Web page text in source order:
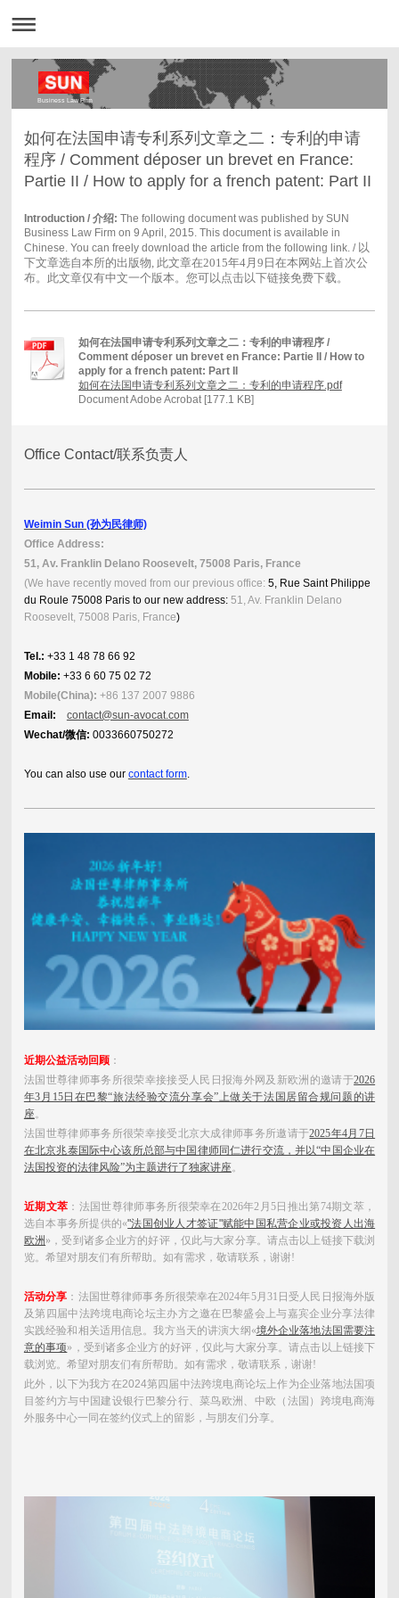
Business Law Firm
如何在法国申请专利系列文章之二：专利的申请
程序 / Comment déposer un brevet en France:
Partie II / How to apply for a french patent: Part II
Introduction / 介绍: The following document was published by SUN
Business Law Firm on 9 April, 2015. This document is available in
Chinese. You can freely download the article from the following link. / 以
下文章选自本所的出版物, 此文章在2015年4月9日在本网站上首次公
布。此文章仅有中文一个版本。您可以点击以下链接免费下载。
如何在法国申请专利系列文章之二：专利的申请程序 /
Comment déposer un brevet en France: Partie II / How to
apply for a french patent: Part II
如何在法国申请专利系列文章之二：专利的申请程序.pdf
Document Adobe Acrobat [177.1 KB]
Office Contact/联系负责人
Weimin Sun (孙为民律师)
Office Address:
51, Av. Franklin Delano Roosevelt, 75008 Paris, France
(We have recently moved from our previous office: 5, Rue Saint Philippe
du Roule 75008 Paris to our new address:51, Av. Franklin Delano
Roosevelt, 75008 Paris, France)
Tel.: +33 1 48 78 66 92
Mobile: +33 6 60 75 02 72
Mobile(China): +86 137 2007 9886
Email: contact@sun-avocat.com
Wechat/微信: 0033660750272
You can also use our contact form.
近期公益活动回顾：
法国世尊律师事务所很荣幸接接受人民日报海外网及新欧洲的邀请于2026
年3月15日在巴黎“旅法经验交流分享会”上做关于法国居留合规问题的讲
座。
法国世尊律师事务所很荣幸接受北京大成律师事务所邀请于2025年4月7日
在北京兆泰国际中心该所总部与中国律师同仁进行交流，并以“中国企业在
法国投资的法律风险”为主题进行了独家讲座。
近期文萃 ：法国世尊律师事务所很荣幸在2026年2月5日推出第74期文萃，
选自本事务所提供的«"法国创业人才签证"赋能中国私营企业或投资人出海
欧洲»，受到诸多企业方的好评，仅此与大家分享。 请点击以上链接下载浏
览。希望对朋友们有所帮助。如有需求，敬请联系，谢谢!
活动分享 ：法国世尊律师事务所很荣幸在2024年5月31日受人民日报海外版
及第四届中法跨境电商论坛主办方之邀在巴黎盛会上与嘉宾企业分享法律
实践经验和相关适用信息。我方当天的讲演大纲«境外企业落地法国需要注
意的事项»，受到诸多企业方的好评，仅此与大家分享。请点击以上链接下
载浏览。希望对朋友们有所帮助。如有需求，敬请联系，谢谢!
此外，以下为我方在2024第四届中法跨境电商论坛上作为企业落地法国项
目签约方与中国建设银行巴黎分行、菜鸟欧洲、中欧（法国）跨境电商海
外服务中心一同在签约仪式上的留影，与朋友们分享。